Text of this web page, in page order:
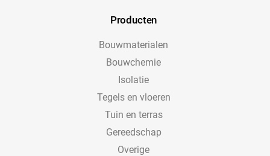
Producten
Bouwmaterialen
Bouwchemie
Isolatie
Tegels en vloeren
Tuin en terras
Gereedschap
Overige